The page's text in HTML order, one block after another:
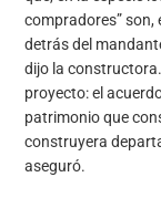
compradores” son,
detrás del
dijo la
proyecto: el
patrimonio que
construyera
aseguró.